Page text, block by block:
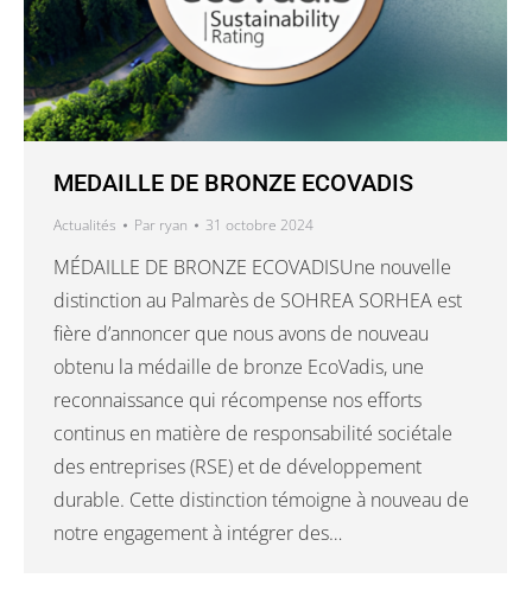
MEDAILLE DE BRONZE ECOVADIS
Actualités Par ryan 31 octobre 2024
MÉDAILLE DE BRONZE ECOVADISUne nouvelle
distinction au Palmarès de SOHREA SORHEA est
fière d’annoncer que nous avons de nouveau
obtenu la médaille de bronze EcoVadis, une
reconnaissance qui récompense nos efforts
continus en matière de responsabilité sociétale
des entreprises (RSE) et de développement
durable. Cette distinction témoigne à nouveau de
notre engagement à intégrer des…